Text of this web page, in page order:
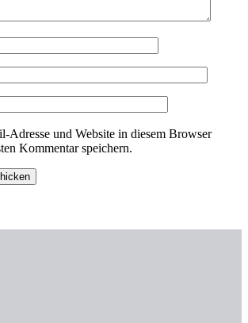
Adresse und Website in diesem Browser
Kommentar speichern.